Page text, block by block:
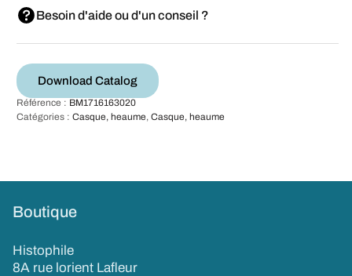
Besoin d'aide ou d'un conseil ?
Download Catalog
Référence : BM1716163020
Catégories : Casque, heaume, Casque, heaume
Boutique
Histophile
8A rue lorient Lafleur